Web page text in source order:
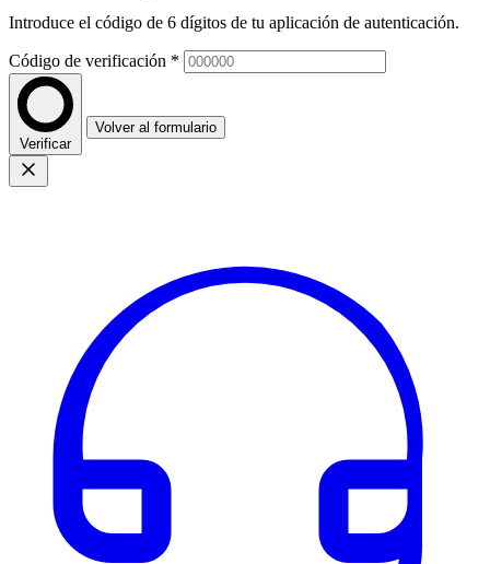
Introduce el código de 6 dígitos de tu aplicación de autenticación.
Código de verificación *
Verificar
Volver al formulario